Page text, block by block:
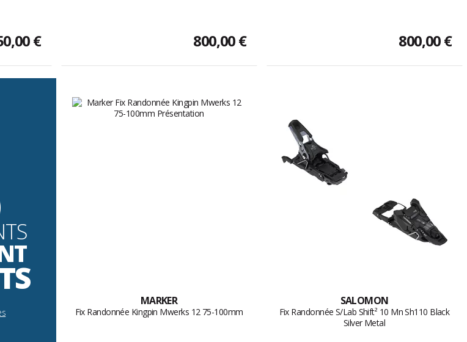
€ 800,00 € 800,00 €
MARKER
Fix Randonnée Kingpin Mwerks 12 75-100mm
SALOMON
Fix Randonnée S/Lab Shift² 10 Mn Sh110 Black
Silver Metal